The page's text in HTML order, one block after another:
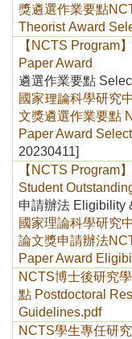
獎遴選作業要點
Theorist Award
【NCTS Program
Paper Award
遴選作業要點
國家理論科學研究
文獎遴選作業要點
Paper Award
20230411]
【NCTS Program
Student
申請辦法 Eligibility
國家理論科學研究
論文獎申請辦法
Paper Award
NCTS博士後研究
點 Postdoctoral
Guidelines.pdf
NCTS學生專任研